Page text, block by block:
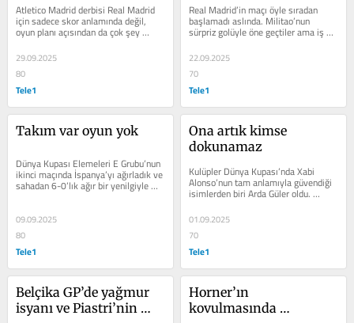
Atletico Madrid derbisi Real Madrid
için sadece skor anlamında değil,
oyun planı açısından da çok şey
anlattı. Arda Güler, Xabi Alonso...
29.09.2025
80
Tele1
Real Madrid’in maçı öyle sıradan
başlamadı aslında. Militao’nun
sürpriz golüyle öne geçtiler ama iş
ceza sahasına gelince işler...
22.09.2025
70
Tele1
Takım var oyun yok
Dünya Kupası Elemeleri E Grubu’nun
ikinci maçında İspanya’yı ağırladık ve
sahadan 6-0’lık ağır bir yenilgiyle
09.09.2025
80
Tele1
Ona artık kimse
dokunamaz
Kulüpler Dünya Kupası’nda Xabi
Alonso’nun tam anlamıyla güvendiği
isimlerden biri Arda Güler oldu.
01.09.2025
70
Tele1
Belçika GP’de yağmur
isyanı ve Piastri’nin
Horner’ın
kovulmasında